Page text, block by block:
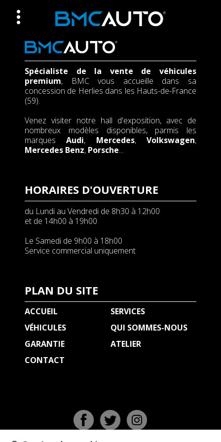
Spécialiste de la vente de véhicules
premium, BMC vous accueille dans sa
concession de Herlies dans les Hauts-de-France
(59).
Venez visiter notre hall d'exposition, avec de
nombreux modèles disponibles, parmis les
marquesAudi, Mercedes,Volkswagen,
Mercedes Benz, Porsche...
HORAIRES D'OUVERTURE
du Lundi au Vendredi de 8h30 à 12h00
et de 14h00 à 19h00
Le Samedi de 9h00 à 18h00
Service commercial uniquement
PLAN DU SITE
ACCUEIL
SERVICES
VÉHICULES
QUI SOMMES-NOUS
GARANTIE
ATELIER
CONTACT